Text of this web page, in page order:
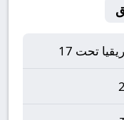
تحت 17